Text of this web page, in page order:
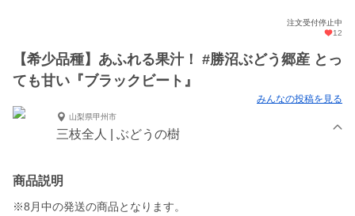
注文受付停止中
12
【希少品種】あふれる果汁！ #勝沼ぶどう郷産 とっ
ても甘い『ブラックビート』
みんなの投稿を見る
山梨県甲州市
三枝全人 | ぶどうの樹
商品説明
※8月中の発送の商品となります。